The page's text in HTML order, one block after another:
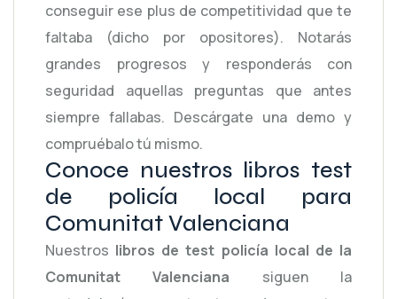
conseguir ese plus de competitividad que te
faltaba (dicho por opositores). Notarás
grandes progresos y responderás con
seguridad aquellas preguntas que antes
siempre fallabas. Descárgate una demo y
compruébalo tú mismo.
Conoce nuestros libros test
de policía local para
Comunitat Valenciana
Nuestros libros de test policía local de la
Comunitat Valenciana siguen la